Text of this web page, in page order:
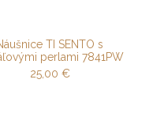
TI SENTO s
perlami 7841PW
25,00 €